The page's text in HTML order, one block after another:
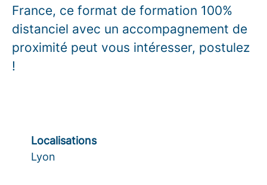
France, ce format de formation 100%
distanciel avec un accompagnement de
proximité peut vous intéresser, postulez
!
Localisations
Lyon